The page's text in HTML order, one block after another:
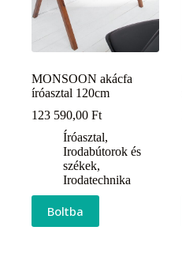
MONSOON akácfa
íróasztal 120cm
123 590,00 Ft
Íróasztal,
Irodabútorok és
székek,
Irodatechnika
Boltba